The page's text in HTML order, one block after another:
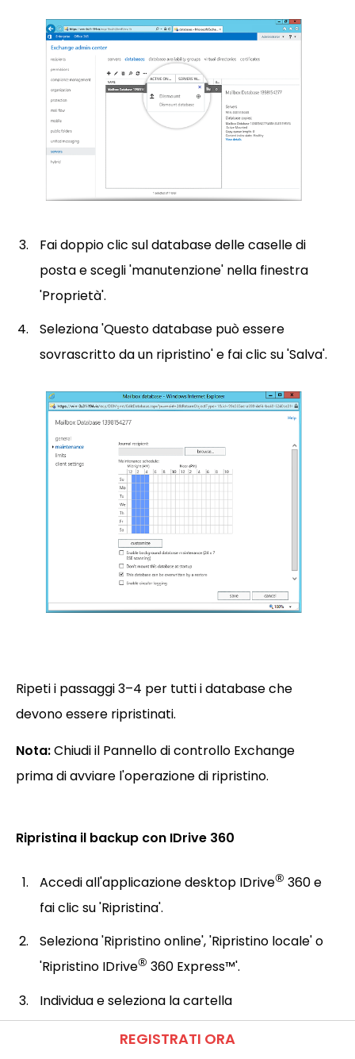
Fai doppio clic sul database delle caselle di
posta e scegli 'manutenzione' nella finestra
'Proprietà'.
Seleziona 'Questo database può essere
sovrascritto da un ripristino' e fai clic su 'Salva'.
Ripeti i passaggi 3–4 per tutti i database che
devono essere ripristinati.
Nota:Chiudi il Pannello di controllo Exchange
prima di avviare l'operazione di ripristino.
Ripristina il backup con IDrive 360
Accedi all'applicazione desktop IDrive® 360 e
fai clic su 'Ripristina'.
Seleziona 'Ripristino online', 'Ripristino locale' o
'Ripristino IDrive® 360 Express™'.
Individua e seleziona la cartella
'IDriveExchBackupset' nel tuo account IDrive
REGISTRATI ORA